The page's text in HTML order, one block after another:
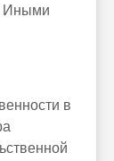
Иными
в